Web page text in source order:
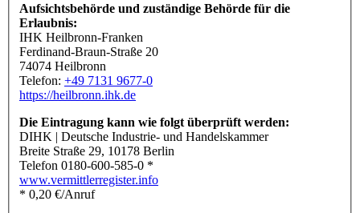
Aufsichtsbehörde und zuständige Behörde für die
Erlaubnis:
IHK Heilbronn-Franken
Ferdinand-Braun-Straße 20
74074 Heilbronn
Telefon: +49 7131 9677-0
https://heilbronn.ihk.de
Die Eintragung kann wie folgt überprüft werden:
DIHK | Deutsche Industrie- und Handelskammer
Breite Straße 29, 10178 Berlin
Telefon 0180-600-585-0 *
www.vermittlerregister.info
* 0,20 €/Anruf